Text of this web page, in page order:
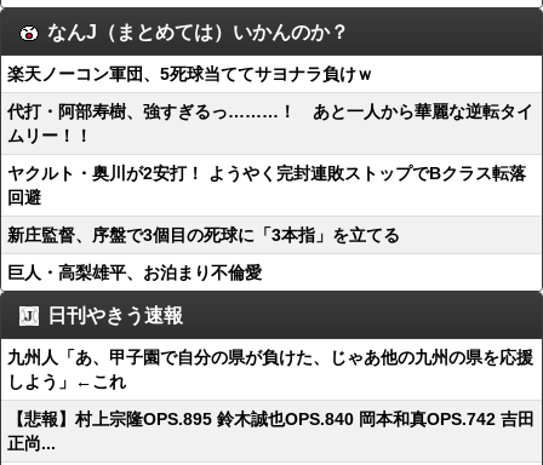
なんJ（まとめては）いかんのか？
楽天ノーコン軍団、5死球当ててサヨナラ負けｗ
代打・阿部寿樹、強すぎるっ………！ あと一人から華麗な逆転タイ
ムリー！！
ヤクルト・奥川が2安打！ ようやく完封連敗ストップでBクラス転落
回避
新庄監督、序盤で3個目の死球に「3本指」を立てる
巨人・高梨雄平、お泊まり不倫愛
日刊やきう速報
九州人「あ、甲子園で自分の県が負けた、じゃあ他の九州の県を応援
しよう」←これ
【悲報】村上宗隆OPS.895 鈴木誠也OPS.840 岡本和真OPS.742 吉田
正尚...